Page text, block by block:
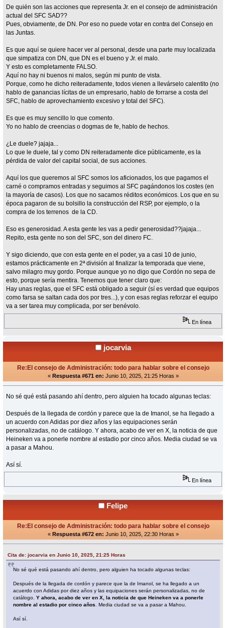
De quién son las acciones que representa Jr. en el consejo de administración
actual del SFC SAD??
Pues, obviamente, de DN. Por eso no puede votar en contra del Consejo en
las Juntas.
Es que aquí se quiere hacer ver al personal, desde una parte muy localizada
que simpatiza con DN, que DN es el bueno y Jr. el malo.
Y esto es completamente FALSO.
Aquí no hay ni buenos ni malos, según mi punto de vista.
Porque, como he dicho reiteradamente, todos vienen a llevárselo calentito (no
hablo de ganancias lícitas de un empresario, hablo de forrarse a costa del
SFC, hablo de aprovechamiento excesivo y total del SFC).
Es que es muy sencillo lo que comento.
Yo no hablo de creencias o dogmas de fe, hablo de hechos.
¿Le duele? jajaja...
Lo que le duele, tal y como DN reiteradamente dice públicamente, es la
pérdida de valor del capital social, de sus acciones.
Aquí los que queremos al SFC somos los aficionados, los que pagamos el
carné o compramos entradas y seguimos al SFC pagándonos los costes (en
la mayoría de casos). Los que no sacamos réditos económicos. Los que en su
época pagaron de su bolsillo la construcción del RSP, por ejemplo, o la
compra de los terrenos de la CD.
Eso es generosidad. A esta gente les vas a pedir generosidad??jajaja...
Repito, esta gente no son del SFC, son del dinero FC.
Y sigo diciendo, que con esta gente en el poder, ya a casi 10 de junio,
estamos prácticamente en 2ª división al finalizar la temporada que viene,
salvo milagro muy gordo. Porque aunque yo no digo que Cordón no sepa de
esto, porque sería mentira. Tenemos que tener claro que:
Hay unas reglas, que el SFC está obligado a seguir (sí es verdad que equipos
como farsa se saltan cada dos por tres...), y con esas reglas reforzar el equipo
va a ser tarea muy complicada, por ser benévolo.
En línea
jocarvia
Re:El consejo de Administración: todo para hablar sobre el consejo
« Respuesta #671 en: Junio 10, 2025, 21:25 Horas »
No sé qué está pasando ahí dentro, pero alguien ha tocado algunas teclas:
Después de la llegada de cordón y parece que la de Imanol, se ha llegado a
un acuerdo con Adidas por diez años y las equipaciones serán
personalizadas, no de catálogo. Y ahora, acabo de ver en X, la noticia de que
Heineken va a ponerle nombre al estadio por cinco años. Media ciudad se va
a pasar a Mahou.
Así sí.
En línea
Felipe
Re:El consejo de Administración: todo para hablar sobre el consejo
« Respuesta #672 en: Junio 10, 2025, 22:30 Horas »
Cita de: jocarvia en Junio 10, 2025, 21:25 Horas
No sé qué está pasando ahí dentro, pero alguien ha tocado algunas teclas:
Después de la llegada de cordón y parece que la de Imanol, se ha llegado a un
acuerdo con Adidas por diez años y las equipaciones serán personalizadas, no de
catálogo.Y ahora, acabo de ver en X, la noticia de que Heineken va a ponerle
nombre al estadio por cinco años
. Media ciudad se va a pasar a Mahou.
Así sí.